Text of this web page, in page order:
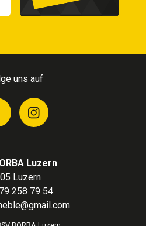
uns auf
Luzern
Luzern
258 79 54